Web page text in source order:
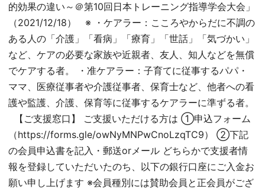
的効果の違い～＠第10回日本トレーニング指導学会大会」
（2021/12/18） ※ ・ケアラー：こころやからだに不調の
ある人の「介護」「看病」「療育」「世話」「気づかい」
など、ケアの必要な家族や近親者、友人、知人などを無償
でケアする者。 ・准ケアラー：子育てに従事するパパ・
ママ、医療従事者や介護従事者、保育士など、他者への看
護や監護、介護、保育等に従事するケアラーに準ずる者。
【ご支援窓口】 ご支援いただける方は ①申込フォーム
（https://forms.gle/owNyMNPwCnoLzqTC9） ②下記
の会員申込書を記入・郵送orメール どちらかで支援者情
報を登録していただいたのち、以下の銀行口座にご入金お
願い申し上げます ※会員種別には賛助会員と正会員がござ